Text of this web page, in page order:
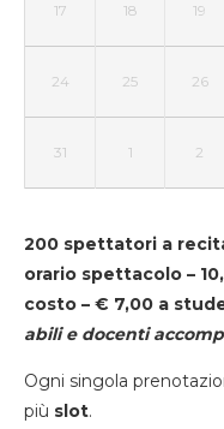
17 18 19
24 25 26
31 1 2
200 spettatori a
orario spettacolo –
costo – € 7,00 a
abili e docenti
Ogni singola
più slot.